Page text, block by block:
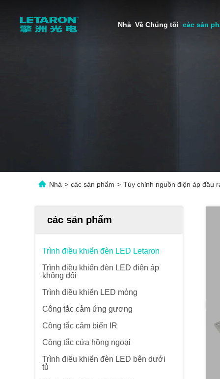
Nhà Về Chúng tôi các sản
Nhà > các sản phẩm > Tùy chỉnh nguồn điện áp đầu
các sản phẩm
Trình điều khiển đèn LED Letaron
Trình điều khiển đèn LED điện áp
không đổi
Trình điều khiển LED mỏng
Công tắc cảm ứng gương
Công tắc cảm biến IR
Công tắc cửa hồng ngoại
Trình điều khiển đèn LED bên dưới
tủ